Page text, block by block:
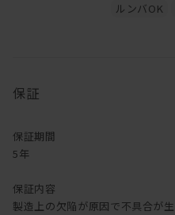
ルンバOK
保証
保証期間
5年
保証内容
製造上の欠陥が原因で不具合が